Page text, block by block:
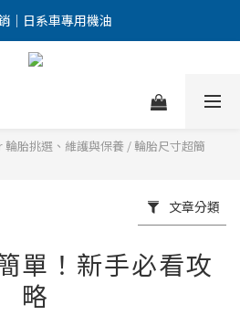
好友 優惠訊息不漏接！
｜日系車專用機油
好友 優惠訊息不漏接！
輪胎挑選、維護與保養 /輪胎尺寸超簡
文章分類
單！新手必看攻
略